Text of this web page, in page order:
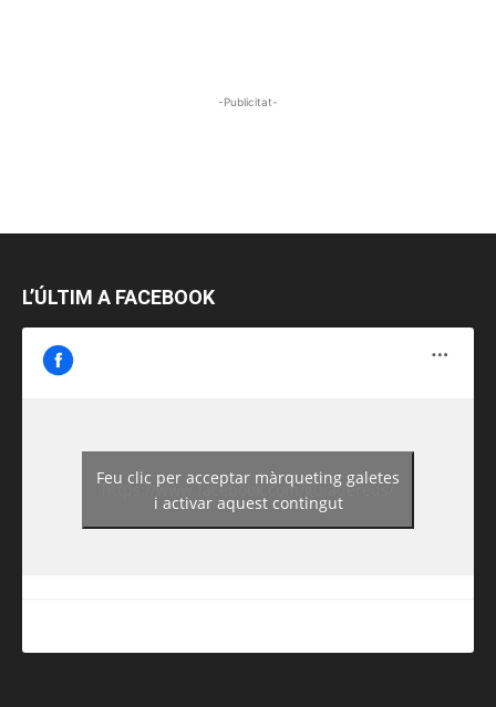
-Publicitat-
L’ÚLTIM A FACEBOOK
https://www.facebook.com/guiadereus/
Feu clic per acceptar màrqueting galetes
i activar aquest contingut